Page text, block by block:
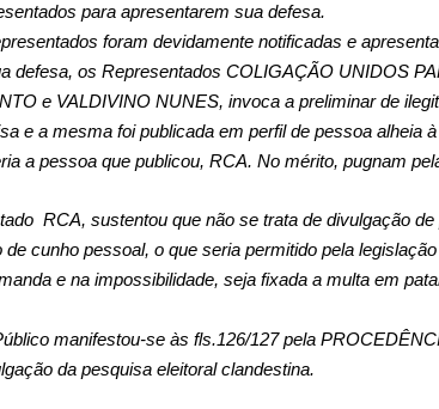
para apresentarem sua defesa.
foram devidamente notificadas e
defesa, os Representados COLIGAÇÃO UNIDOS
e VALDIVINO NUNES, invoca a preliminar de
e a mesma foi publicada em perfil de pessoa alheia
a pessoa que publicou, RCA. No mérito, pugnam
RCA, sustentou que não se trata de divulgação
de cunho pessoal, o que seria permitido pela
e na impossibilidade, seja fixada a multa em
manifestou-se às fls.126/127 pela
da pesquisa eleitoral clandestina.